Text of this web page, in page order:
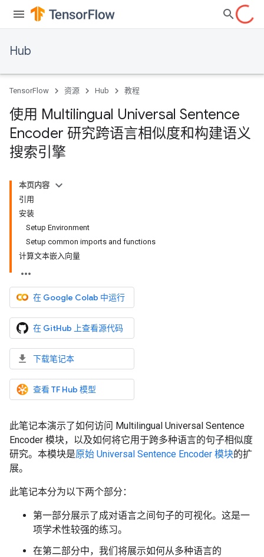
Hub
TensorFlow 资源 Hub 教程
使用 Multilingual Universal Sentence
Encoder 研究跨语言相似度和构建语义
搜索引擎
本页内容
引用
安装
Setup Environment
Setup common imports and functions
计算文本嵌入向量
在 Google Colab 中运行
在 GitHub 上查看源代码
下载笔记本
查看 TF Hub 模型
此笔记本演示了如何访问 Multilingual Universal Sentence
Encoder 模块，以及如何将它用于跨多种语言的句子相似度
研究。本模块是原始 Universal Sentence Encoder 模块的扩
展。
此笔记本分为以下两个部分：
第一部分展示了成对语言之间句子的可视化。这是一
项学术性较强的练习。
在第二部分中，我们将展示如何从多种语言的